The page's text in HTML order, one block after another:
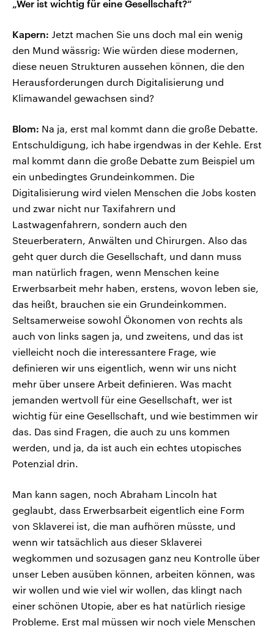
„Wer ist wichtig für eine Gesellschaft?“
Kapern: Jetzt machen Sie uns doch mal ein wenig
den Mund wässrig: Wie würden diese modernen,
diese neuen Strukturen aussehen können, die den
Herausforderungen durch Digitalisierung und
Klimawandel gewachsen sind?
Blom: Na ja, erst mal kommt dann die große Debatte.
Entschuldigung, ich habe irgendwas in der Kehle. Erst
mal kommt dann die große Debatte zum Beispiel um
ein unbedingtes Grundeinkommen. Die
Digitalisierung wird vielen Menschen die Jobs kosten
und zwar nicht nur Taxifahrern und
Lastwagenfahrern, sondern auch den
Steuerberatern, Anwälten und Chirurgen. Also das
geht quer durch die Gesellschaft, und dann muss
man natürlich fragen, wenn Menschen keine
Erwerbsarbeit mehr haben, erstens, wovon leben sie,
das heißt, brauchen sie ein Grundeinkommen.
Seltsamerweise sowohl Ökonomen von rechts als
auch von links sagen ja, und zweitens, und das ist
vielleicht noch die interessantere Frage, wie
definieren wir uns eigentlich, wenn wir uns nicht
mehr über unsere Arbeit definieren. Was macht
jemanden wertvoll für eine Gesellschaft, wer ist
wichtig für eine Gesellschaft, und wie bestimmen wir
das. Das sind Fragen, die auch zu uns kommen
werden, und ja, da ist auch ein echtes utopisches
Potenzial drin.
Man kann sagen, noch Abraham Lincoln hat
geglaubt, dass Erwerbsarbeit eigentlich eine Form
von Sklaverei ist, die man aufhören müsste, und
wenn wir tatsächlich aus dieser Sklaverei
wegkommen und sozusagen ganz neu Kontrolle über
unser Leben ausüben können, arbeiten können, was
wir wollen und wie viel wir wollen, das klingt nach
einer schönen Utopie, aber es hat natürlich riesige
Probleme. Erst mal müssen wir noch viele Menschen